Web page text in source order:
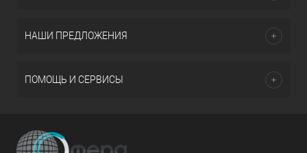
НАШИ ПРЕДЛОЖЕНИЯ
ПОМОЩЬ И СЕРВИСЫ